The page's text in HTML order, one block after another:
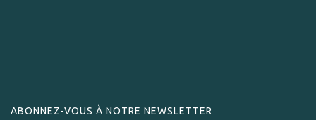
ABONNEZ-VOUS À NOTRE NEWSLETTER